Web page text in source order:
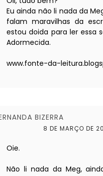
Eu ainda não li nada da
falam maravilhas da
estou doida para ler essa
Adormecida.
www.fonte-da-
BIZERRA
8 DE MARÇO DE
Oie.
Não li nada da Meg,